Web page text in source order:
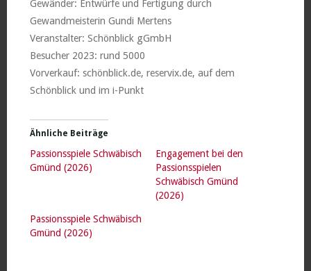
Gewänder: Entwürfe und Fertigung durch
Gewandmeisterin Gundi Mertens
Veranstalter: Schönblick gGmbH
Besucher 2023: rund 5000
Vorverkauf: schönblick.de, reservix.de, auf dem
Schönblick und im i-Punkt
Ähnliche Beiträge
Passionsspiele Schwäbisch
Gmünd (2026)
Engagement bei den
Passionsspielen
Schwäbisch Gmünd
(2026)
Passionsspiele Schwäbisch
Gmünd (2026)